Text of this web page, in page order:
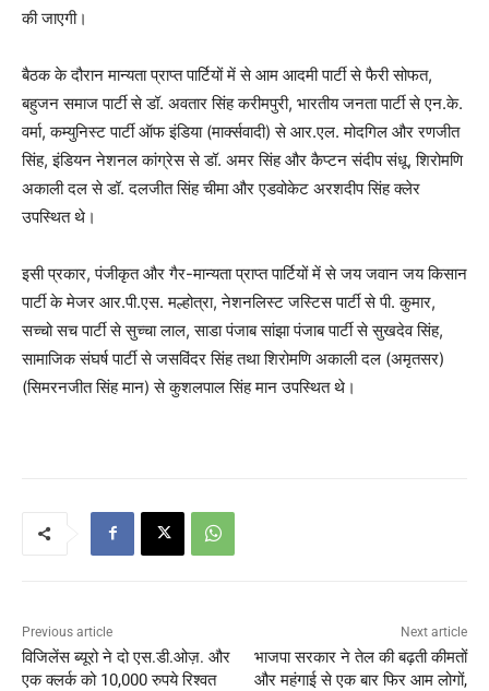
की जाएगी।
बैठक के दौरान मान्यता प्राप्त पार्टियों में से आम आदमी पार्टी से फैरी सोफत,
बहुजन समाज पार्टी से डॉ. अवतार सिंह करीमपुरी, भारतीय जनता पार्टी से एन.के.
वर्मा, कम्युनिस्ट पार्टी ऑफ इंडिया (मार्क्सवादी) से आर.एल. मोदगिल और रणजीत
सिंह, इंडियन नेशनल कांग्रेस से डॉ. अमर सिंह और कैप्टन संदीप संधू, शिरोमणि
अकाली दल से डॉ. दलजीत सिंह चीमा और एडवोकेट अरशदीप सिंह क्लेर
उपस्थित थे।
इसी प्रकार, पंजीकृत और गैर-मान्यता प्राप्त पार्टियों में से जय जवान जय किसान
पार्टी के मेजर आर.पी.एस. मल्होत्रा, नेशनलिस्ट जस्टिस पार्टी से पी. कुमार,
सच्चो सच पार्टी से सुच्चा लाल, साडा पंजाब सांझा पंजाब पार्टी से सुखदेव सिंह,
सामाजिक संघर्ष पार्टी से जसविंदर सिंह तथा शिरोमणि अकाली दल (अमृतसर)
(सिमरनजीत सिंह मान) से कुशलपाल सिंह मान उपस्थित थे।
Previous article
विजिलेंस ब्यूरो ने दो एस.डी.ओज़. और
एक क्लर्क को 10,000 रुपये रिश्वत
Next article
भाजपा सरकार ने तेल की बढ़ती कीमतों
और महंगाई से एक बार फिर आम लोगों,